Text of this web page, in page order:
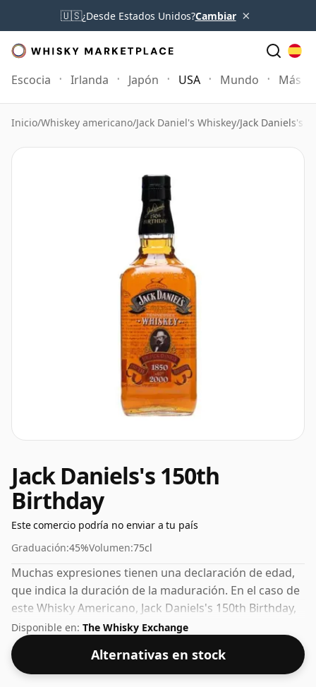
🇺🇸¿Desde Estados Unidos?Cambiar ×
Escocia Irlanda Japón USA Mundo Más
Inicio/Whiskey americano/Jack Daniel's Whiskey/Jack Daniels's
Jack Daniels's 150th
Birthday
Este comercio podría no enviar a tu país
Graduación:45%Volumen:75cl
Muchas expresiones tienen una declaración de edad,
que indica la duración de la maduración. En el caso de
este Whisky Americano, Jack Daniels's 150th Birthday,
no se ha especificado ningún tiempo de maduración.
Con un volumen del 45% ABV, este whisky se embotella
con una concentración óptima para beber. Se disfruta
solo o con una gota de agua.
Disponible en: The Whisky Exchange
Alternativas en stock